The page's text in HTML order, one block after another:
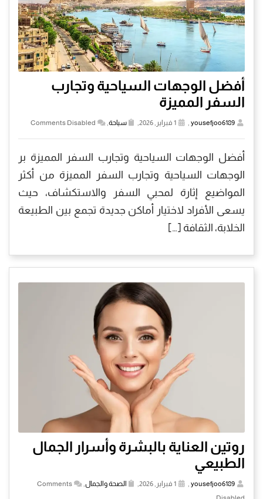
أفضل الوجهات السياحية وتجارب
السفر المميزة
yousefjoo6189
, سياحة,
Comments Disabled
أفضل الوجهات السياحية وتجارب السفر المميزة بر
الوجهات السياحية وتجارب السفر المميزة من أكثر
المواضيع إثارة لمحبي السفر والاستكشاف، حيث
يسعى الأفراد لاختيار أماكن جديدة تجمع بين الطبيعة
الخلابة، الثقافة […]
روتين العناية بالبشرة وأسرار الجمال
الطبيعي
yousefjoo6189 الصحة والجمال
Comments